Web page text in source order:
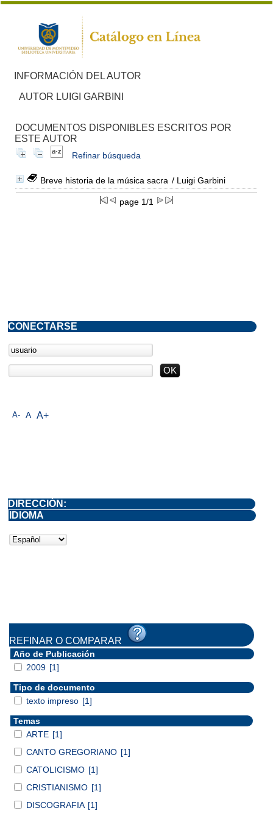
INFORMACIÓN DEL AUTOR
AUTOR LUIGI GARBINI
DOCUMENTOS DISPONIBLES ESCRITOS POR
ESTE AUTOR
Refinar búsqueda
Breve historia de la música sacra / Luigi Garbini
page 1/1
A- A A+
CONECTARSE
DIRECCIÓN:
IDIOMA
REFINAR O COMPARAR
Año de Publicación
2009 [1]
Tipo de documento
texto impreso [1]
Temas
ARTE [1]
CANTO GREGORIANO [1]
CATOLICISMO [1]
CRISTIANISMO [1]
DISCOGRAFIA [1]